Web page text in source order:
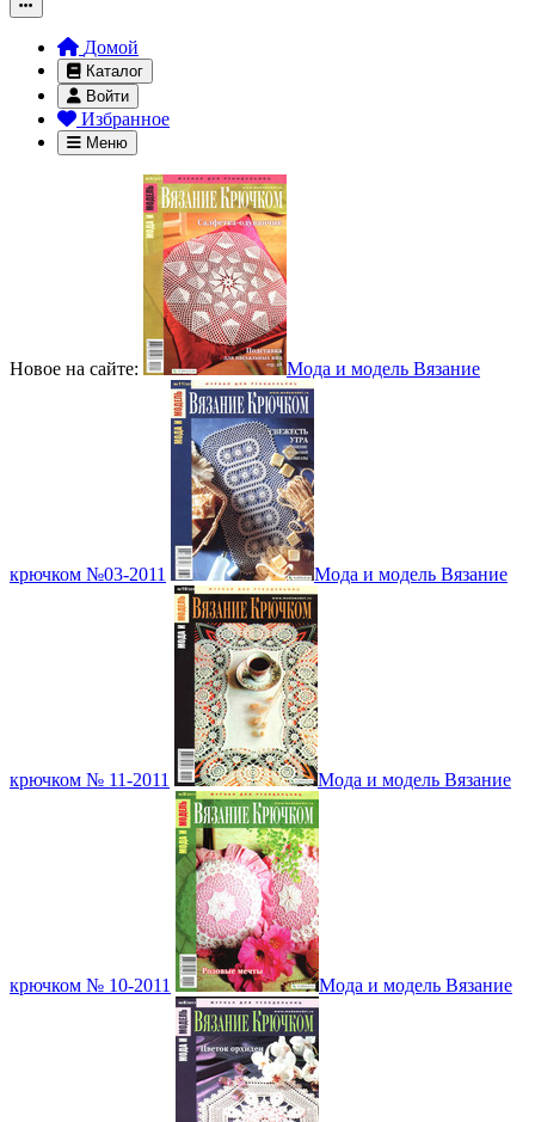
Домой
Каталог
Войти
Избранное
Меню
Новое на сайте: Мода и модель Вязание
крючком №03-2011 Мода и модель Вязание
крючком № 11-2011 Мода и модель Вязание
крючком № 10-2011 Мода и модель Вязание